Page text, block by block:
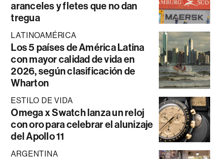
aranceles y fletes que no dan
tregua
LATINOAMÉRICA
Los 5 países de América Latina
con mayor calidad de vida en
2026, según clasificación de
Wharton
ESTILO DE VIDA
Omega x Swatch lanza un reloj
con oro para celebrar el alunizaje
del Apollo 11
ARGENTINA